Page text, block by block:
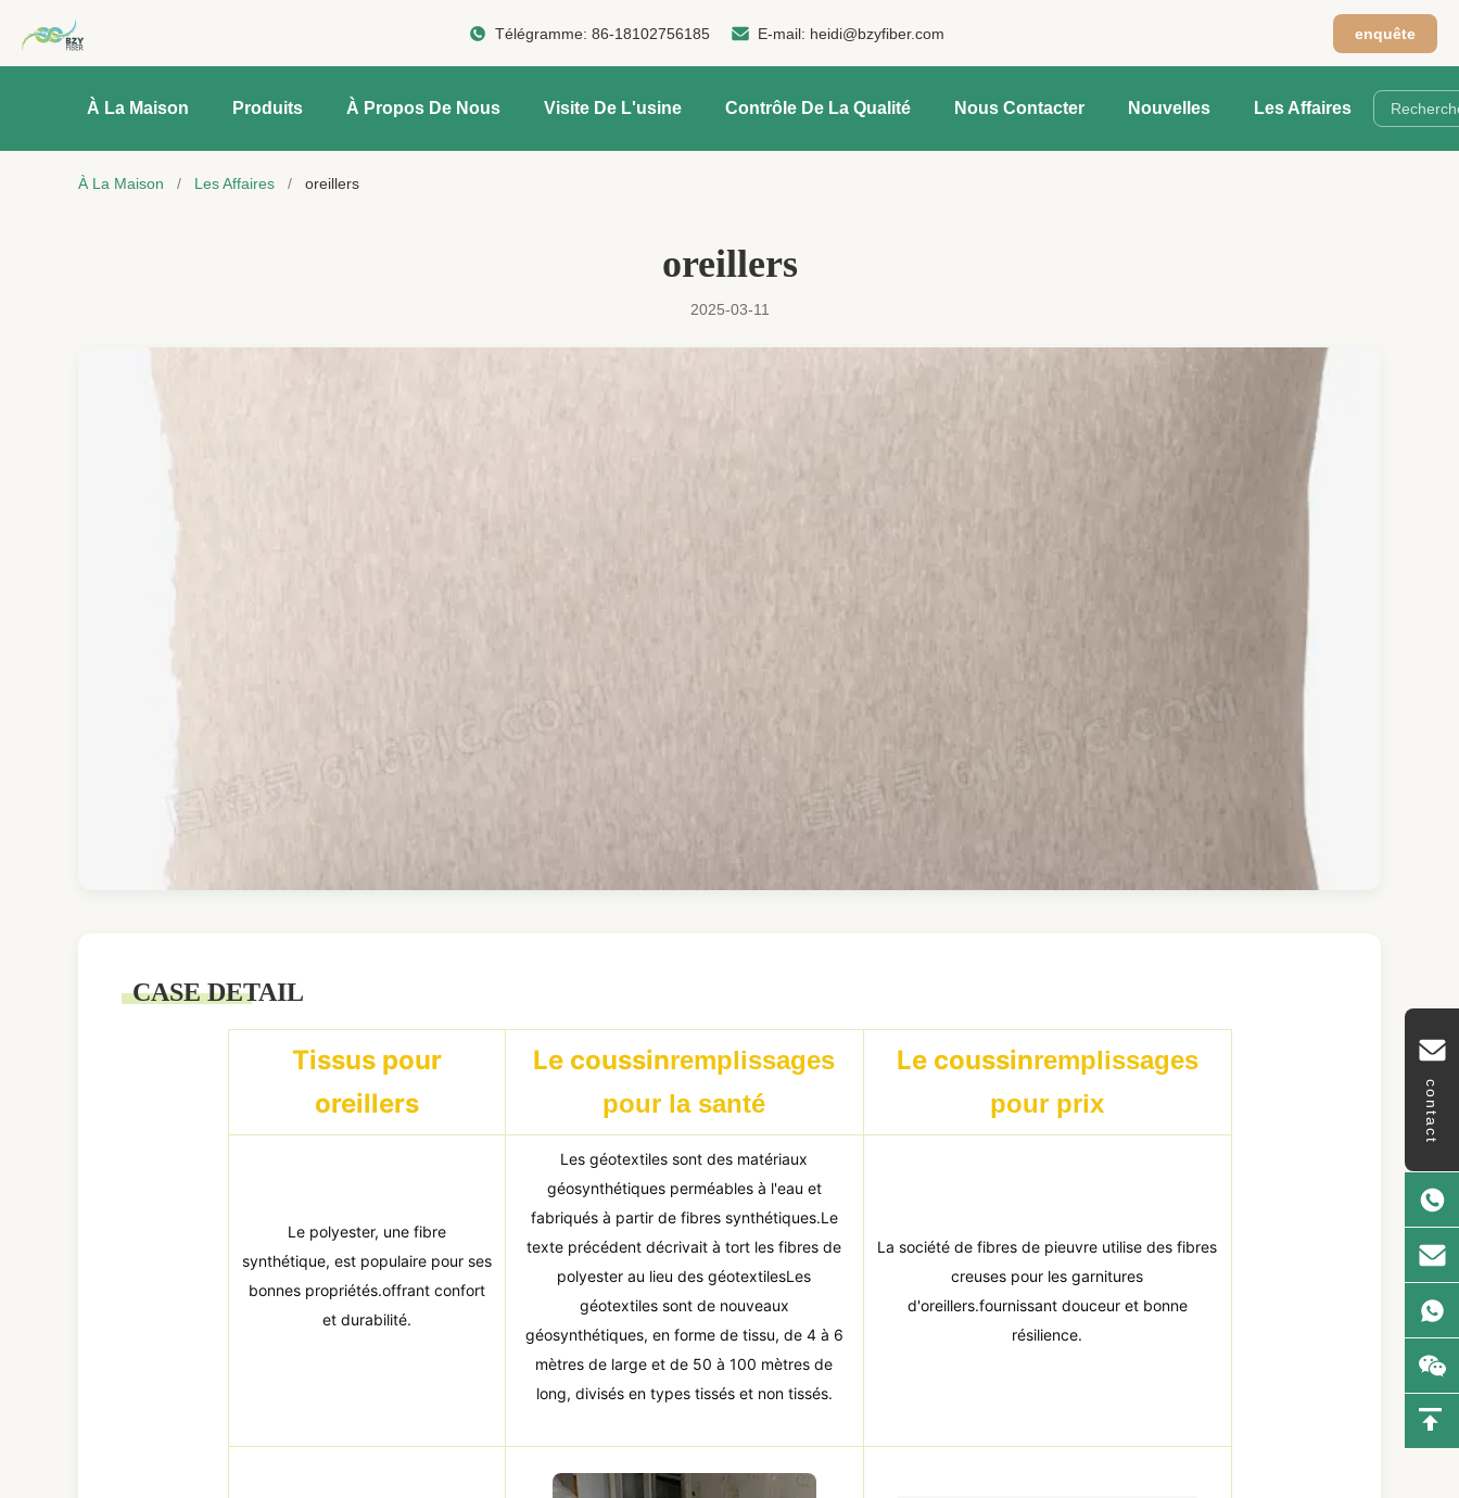
Télégramme:86-18102756185 E-mail: heidi@bzyfiber.com enquête
À La Maison Produits À Propos De Nous Visite De L'usine Contrôle De La Qualité Nous Contacter Nouvelles Les Affaires
contact
À La Maison / Les Affaires / oreillers
oreillers
2025-03-11
CASE DETAIL
Tissus pour
oreillers
Le coussinremplissages
pour la santé
Le coussinremplissages
pour prix
Le polyester, une fibre
synthétique, est populaire pour ses
bonnes propriétés.offrant confort
et durabilité.
Les géotextiles sont des matériaux
géosynthétiques perméables à l'eau et
fabriqués à partir de fibres synthétiques.Le
texte précédent décrivait à tort les fibres de
polyester au lieu des géotextilesLes
géotextiles sont de nouveaux
géosynthétiques, en forme de tissu, de 4 à 6
mètres de large et de 50 à 100 mètres de
long, divisés en types tissés et non tissés.
La société de fibres de pieuvre utilise des fibres
creuses pour les garnitures
d'oreillers.fournissant douceur et bonne
résilience.